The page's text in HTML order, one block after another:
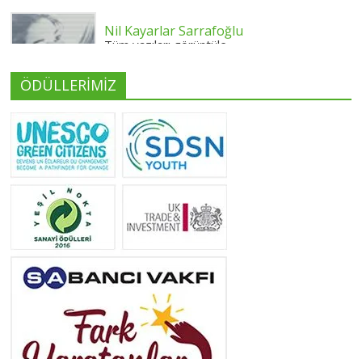
Nil Kayarlar Sarrafoğlu
Tüm yazıları görüntüle
Yeliz Yılmaz
Tüm yazıları görüntüle
ÖDÜLLERİMİZ